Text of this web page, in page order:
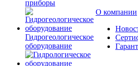
приборы
Гидрогеологическое
оборудование
О компании